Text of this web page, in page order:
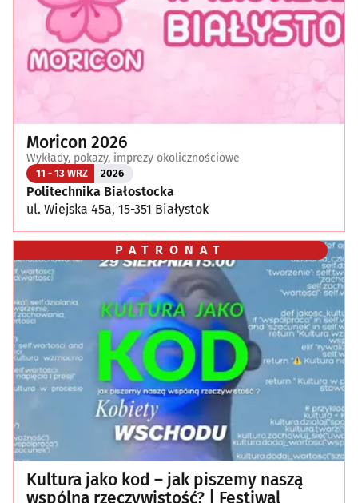
Moricon 2026
Wykłady, pokazy, imprezy okolicznościowe
11 - 13 WRZ 2026
Politechnika Białostocka
ul. Wiejska 45a, 15-351 Białystok
PATRONAT
Kultura jako kod – jak piszemy naszą
wspólną rzeczywistość? | Festiwal